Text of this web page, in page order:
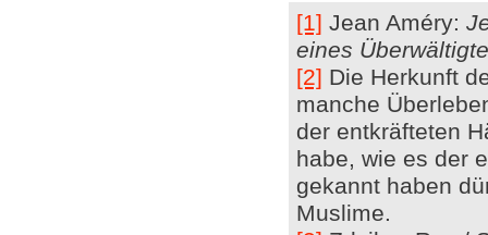
[1] Jean Améry:
eines
[2] Die Herkunft
manche
der entkräfteten
habe, wie es der
gekannt haben
Muslime.